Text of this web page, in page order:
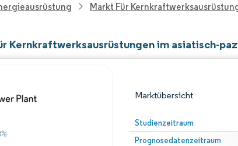
Markt Für
Kernkraftwerksausrüstungen im asiatisch-
Marktübersicht
Studienzeitraum
Prognosedatenzeitraum